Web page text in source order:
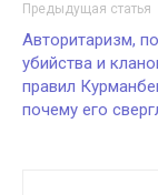
Предыдущая статья
Авторитаризм,
убийства и
правил
почему его